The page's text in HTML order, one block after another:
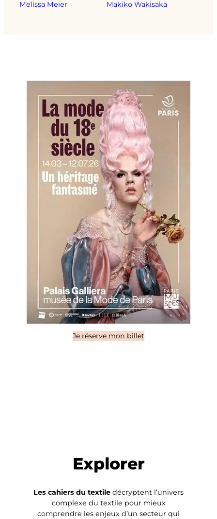
Melissa Meier Makiko Wakisaka
Je réserve mon billet
Explorer
Les cahiers du textile décryptent l’univers
complexe du textile pour mieux
comprendre les enjeux d’un secteur qui